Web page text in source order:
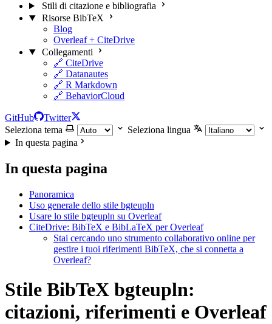
Stili di citazione e bibliografia
Risorse BibTeX
Blog
Overleaf + CiteDrive
Collegamenti
🔗 CiteDrive
🔗 Datanautes
🔗 R Markdown
🔗 BehaviorCloud
GitHub
Twitter
Seleziona tema
Seleziona lingua
In questa pagina
In questa pagina
Panoramica
Uso generale dello stile bgteupln
Usare lo stile bgteupln su Overleaf
CiteDrive: BibTeX e BibLaTeX per Overleaf
Stai cercando uno strumento collaborativo online per
gestire i tuoi riferimenti BibTeX, che si connetta a
Overleaf?
Stile BibTeX bgteupln:
citazioni, riferimenti e Overleaf